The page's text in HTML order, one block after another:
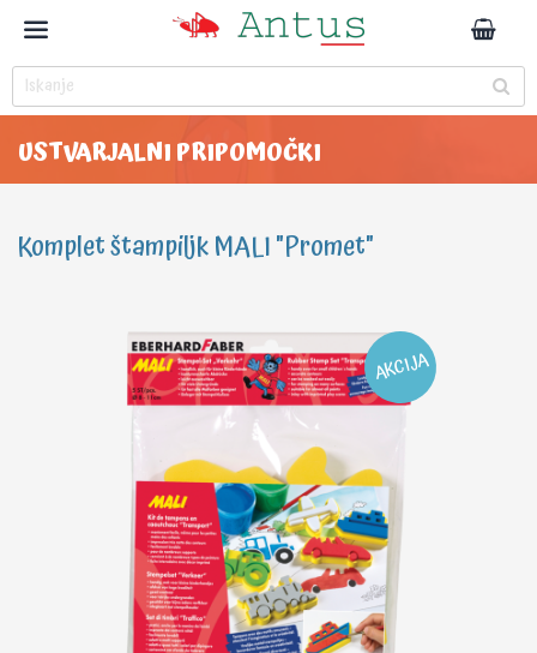
USTVARJALNI PRIPOMOČKI
Komplet štampiljk MALI "Promet"
AKCIJA